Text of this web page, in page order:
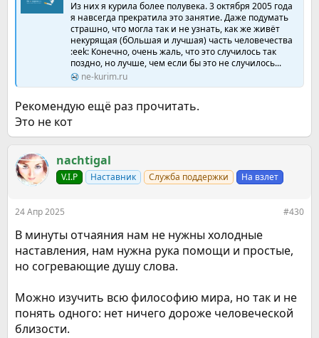
Из них я курила более полувека. 3 октября 2005 года
я навсегда прекратила это занятие. Даже подумать
страшно, что могла так и не узнать, как же живёт
некурящая (бОльшая и лучшая) часть человечества
:eek: Конечно, очень жаль, что это случилось так
поздно, но лучше, чем если бы это не случилось...
ne-kurim.ru
Рекомендую ещё раз прочитать.
Это не кот
nachtigal
V.I.P Наставник Служба поддержки На взлет
24 Апр 2025 #430
В минуты отчаяния нам не нужны холодные
наставления, нам нужна рука помощи и простые,
но согревающие душу слова.
Можно изучить всю философию мира, но так и не
понять одного: нет ничего дороже человеческой
близости.